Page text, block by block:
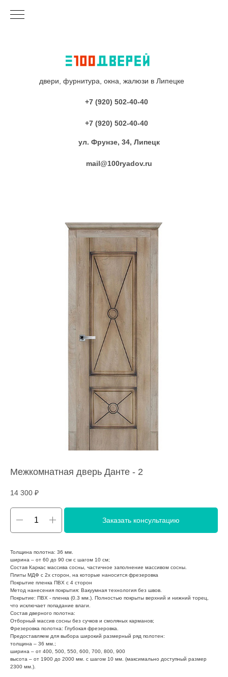
двери, фурнитура, окна, жалюзи в Липецке
+7 (920) 502-40-40
+7 (920) 502-40-40
ул. Фрунзе, 34, Липецк
mail@100ryadov.ru
Межкомнатная дверь Данте - 2
14 300 ₽
Заказать консультацию
Толщина полотна: 36 мм.
ширина – от 60 до 90 см с шагом 10 см;
Состав Каркас массива сосны, частичное заполнение массивом сосны.
Плиты МДФ с 2х сторон, на которые наносится фрезеровка
Покрытие пленка ПВХ с 4 сторон
Метод нанесения покрытия: Вакуумная технология без швов.
Покрытие: ПВХ - пленка (0.3 мм.). Полностью покрыты верхний и нижний торец,
что исключает попадание влаги.
Состав дверного полотна:
Отборный массив сосны без сучков и смоляных карманов;
Фрезеровка полотна: Глубокая фрезеровка.
Предоставляем для выбора широкий размерный ряд полотен:
толщина – 36 мм.;
ширина – от 400, 500, 550, 600, 700, 800, 900
высота – от 1900 до 2000 мм. с шагом 10 мм. (максимально доступный размер
2300 мм.).